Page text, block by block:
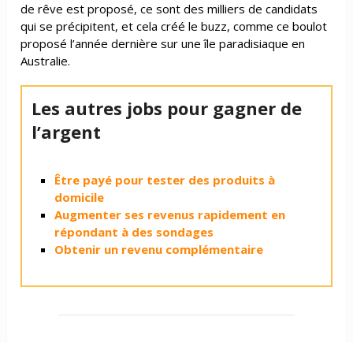
de rêve est proposé, ce sont des milliers de candidats
qui se précipitent, et cela créé le buzz, comme ce boulot
proposé l’année dernière sur une île paradisiaque en
Australie.
Les autres jobs pour gagner de
l’argent
Être payé pour tester des produits à
domicile
Augmenter ses revenus rapidement en
répondant à des sondages
Obtenir un revenu complémentaire